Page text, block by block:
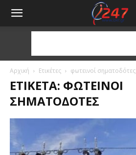
Αρχική Ετικέτες φωτεινοί σηματοδότες
ΕΤΙΚΈΤΑ: ΦΩΤΕΙΝΟΊ
ΣΗΜΑΤΟΔΌΤΕΣ